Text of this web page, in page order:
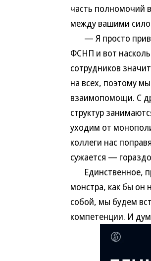
часть полномочий
между вашими
— Я просто
ФСНП и вот
сотрудников
на всех, поэтому
взаимопомощи. С
структур
уходим от
коллеги нас
сужается —
Единственное,
монстра, как бы он
собой, мы будем
компетенции. И